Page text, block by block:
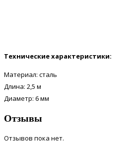
Технические характеристики:
Материал: сталь
Длина: 2,5 м
Диаметр: 6мм
Отзывы
Отзывов пока нет.